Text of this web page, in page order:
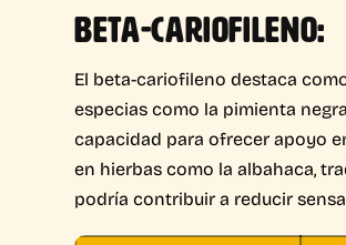
BETA-CARIOFILENO:
El beta-cariofileno destaca
especias como la pimienta
capacidad para ofrecer apoyo
en hierbas como la albahaca,
podría contribuir a reducir